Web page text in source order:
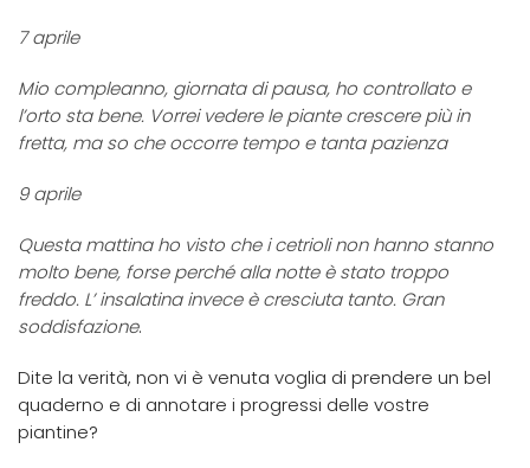
7 aprile
Mio compleanno, giornata di pausa, ho controllato e
l’orto sta bene. Vorrei vedere le piante crescere più in
fretta, ma so che occorre tempo e tanta pazienza
9 aprile
Questa mattina ho visto che i cetrioli non hanno stanno
molto bene, forse perché alla notte è stato troppo
freddo. L’ insalatina invece è cresciuta tanto. Gran
soddisfazione.
Dite la verità, non vi è venuta voglia di prendere un bel
quaderno e di annotare i progressi delle vostre
piantine?